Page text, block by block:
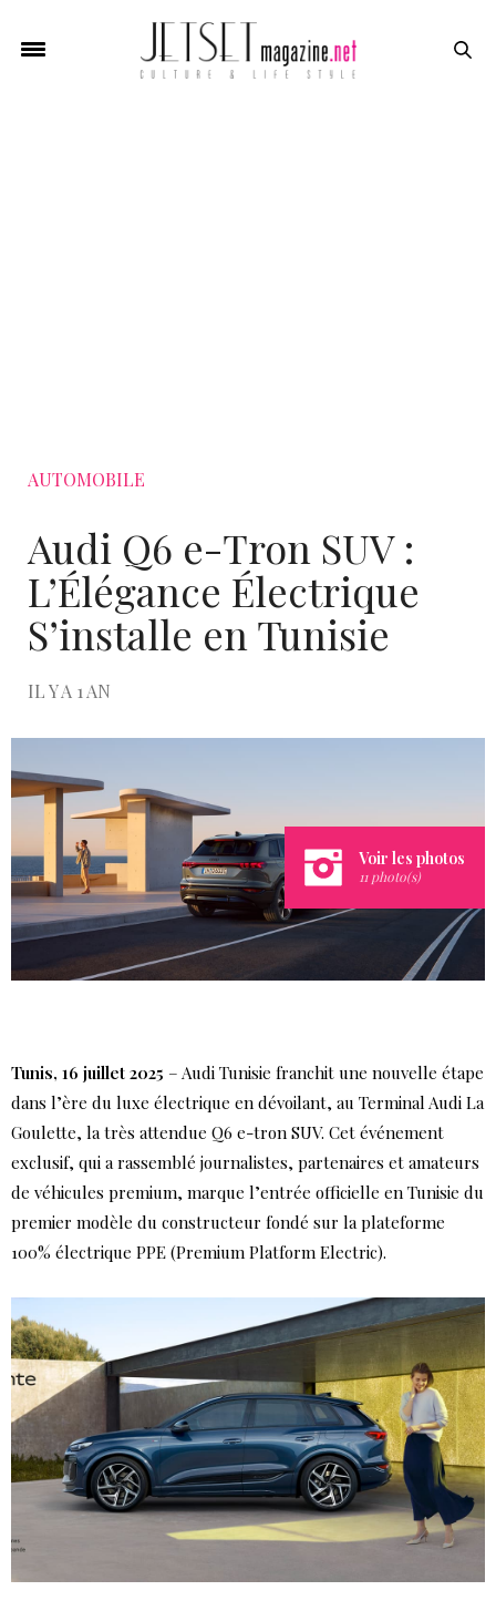
AUTOMOBILE
Audi Q6 e-Tron SUV :
L’Élégance Électrique
S’installe en Tunisie
IL Y A 1 AN
Voir les photos
11 photo(s)
Tunis, 16 juillet 2025 – Audi Tunisie franchit une nouvelle étape
dans l’ère du luxe électrique en dévoilant, au Terminal Audi La
Goulette, la très attendue Q6 e-tron SUV. Cet événement
exclusif, qui a rassemblé journalistes, partenaires et amateurs
de véhicules premium, marque l’entrée officielle en Tunisie du
premier modèle du constructeur fondé sur la plateforme
100% électrique PPE (Premium Platform Electric).